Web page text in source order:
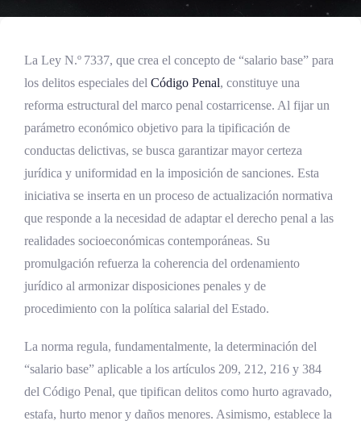
La Ley N.º 7337, que crea el concepto de “salario base” para
los delitos especiales del Código Penal, constituye una
reforma estructural del marco penal costarricense. Al fijar un
parámetro económico objetivo para la tipificación de
conductas delictivas, se busca garantizar mayor certeza
jurídica y uniformidad en la imposición de sanciones. Esta
iniciativa se inserta en un proceso de actualización normativa
que responde a la necesidad de adaptar el derecho penal a las
realidades socioeconómicas contemporáneas. Su
promulgación refuerza la coherencia del ordenamiento
jurídico al armonizar disposiciones penales y de
procedimiento con la política salarial del Estado.
La norma regula, fundamentalmente, la determinación del
“salario base” aplicable a los artículos 209, 212, 216 y 384
del Código Penal, que tipifican delitos como hurto agravado,
estafa, hurto menor y daños menores. Asimismo, establece la